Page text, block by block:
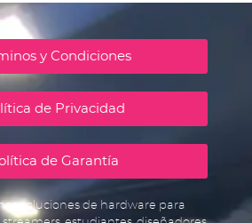
y Condiciones
de Privacidad
de Garantía
soluciones de hardware para